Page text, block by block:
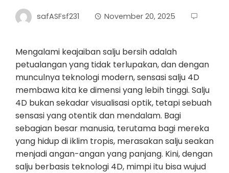
safASFsf231 November 20, 2025
Mengalami keajaiban salju bersih adalah
petualangan yang tidak terlupakan, dan dengan
munculnya teknologi modern, sensasi salju 4D
membawa kita ke dimensi yang lebih tinggi. Salju
4D bukan sekadar visualisasi optik, tetapi sebuah
sensasi yang otentik dan mendalam. Bagi
sebagian besar manusia, terutama bagi mereka
yang hidup di iklim tropis, merasakan salju seakan
menjadi angan-angan yang panjang. Kini, dengan
salju berbasis teknologi 4D, mimpi itu bisa wujud